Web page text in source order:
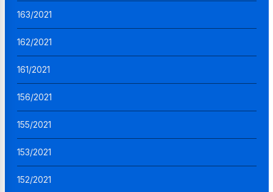
163/2021
162/2021
161/2021
156/2021
155/2021
153/2021
152/2021